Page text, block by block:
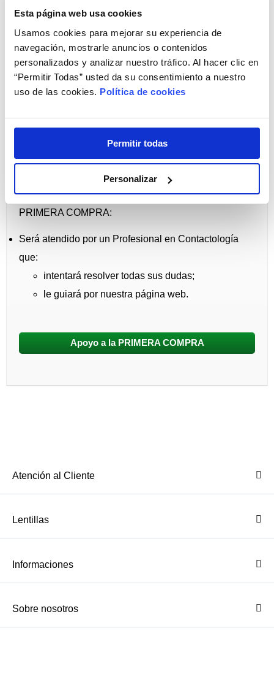
Esta página web usa cookies
Usamos cookies para mejorar su experiencia de
navegación, mostrarle anuncios o contenidos
personalizados y analizar nuestro tráfico. Al hacer clic en
“Permitir Todas” usted da su consentimiento a nuestro
uso de las cookies. Política de cookies
Permitir todas
Personalizar
¡Compre por primera vez con nosotros de forma fácil!
¡Resuelva todas sus dudas!
y disponga, sin ningún coste para
usted, de Ayuda Personalizada de Apoyo a la
PRIMERA COMPRA:
Será atendido por un Profesional en Contactología
que:
intentará resolver todas sus dudas;
le guiará por nuestra página web.
Apoyo a la PRIMERA COMPRA
Atención al Cliente
Lentillas
Informaciones
Sobre nosotros